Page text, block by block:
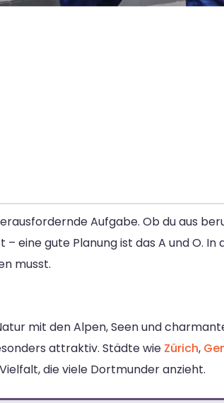
Aufgabe. Ob du aus
eine gute Planung ist das A und O.
musst.
mit den Alpen, Seen und
attraktiv. Städte wie Zürich,
die viele Dortmunder anzieht.